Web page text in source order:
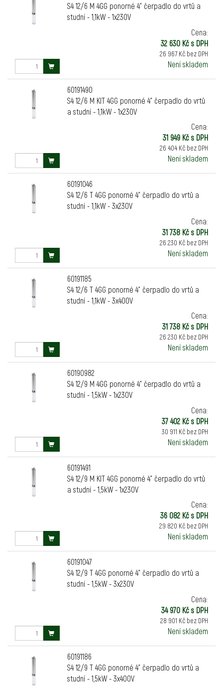
S4 12/6 M 4GG ponorné 4" čerpadlo do vrtů a
studní - 1,1kW - 1x230V
Cena:
32 630 Kč s DPH
26 967 Kč bez DPH
Není skladem
60191490
S4 12/6 M KIT 4GG ponorné 4" čerpadlo do vrtů
a studní - 1,1kW - 1x230V
Cena:
31 949 Kč s DPH
26 404 Kč bez DPH
Není skladem
60191046
S4 12/6 T 4GG ponorné 4" čerpadlo do vrtů a
studní - 1,1kW - 3x230V
Cena:
31 738 Kč s DPH
26 230 Kč bez DPH
Není skladem
60191185
S4 12/6 T 4GG ponorné 4" čerpadlo do vrtů a
studní - 1,1kW - 3x400V
Cena:
31 738 Kč s DPH
26 230 Kč bez DPH
Není skladem
60190982
S4 12/9 M 4GG ponorné 4" čerpadlo do vrtů a
studní - 1,5kW - 1x230V
Cena:
37 402 Kč s DPH
30 911 Kč bez DPH
Není skladem
60191491
S4 12/9 M KIT 4GG ponorné 4" čerpadlo do vrtů
a studní - 1,5kW - 1x230V
Cena:
36 082 Kč s DPH
29 820 Kč bez DPH
Není skladem
60191047
S4 12/9 T 4GG ponorné 4" čerpadlo do vrtů a
studní - 1,5kW - 3x230V
Cena:
34 970 Kč s DPH
28 901 Kč bez DPH
Není skladem
60191186
S4 12/9 T 4GG ponorné 4" čerpadlo do vrtů a
studní - 1,5kW - 3x400V